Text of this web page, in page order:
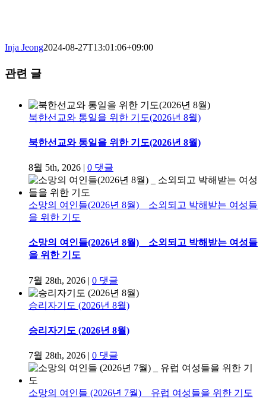
Inja Jeong2024-08-27T13:01:06+09:00
관련 글
북한선교와 통일을 위한 기도(2026년 8월)
북한선교와 통일을 위한 기도(2026년 8월)
8월 5th, 2026 | 0 댓글
소망의 여인들(2026년 8월) _ 소외되고 박해받는 여성들
을 위한 기도
소망의 여인들(2026년 8월) _ 소외되고 박해받는 여성들
을 위한 기도
7월 28th, 2026 | 0 댓글
승리자기도 (2026년 8월)
승리자기도 (2026년 8월)
7월 28th, 2026 | 0 댓글
소망의 여인들 (2026년 7월) _ 유럽 여성들을 위한 기도